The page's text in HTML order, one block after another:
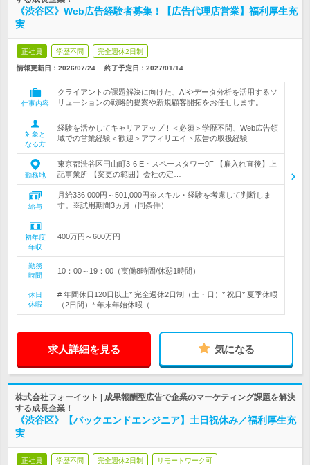
《渋谷区》Web広告経験者募集！【広告代理店営業】福利厚生充
実
正社員 学歴不問 完全週休2日制
情報更新日：2026/07/24 終了予定日： 2027/01/14
仕事内容
クライアントの課題解決に向けた、AIやデータ分析を活用するソ
リューションの戦略的提案や新規顧客開拓をお任せします。
対象と
なる方
経験を活かしてキャリアアップ！＜必須＞学歴不問、Web広告領
域での営業経験＜歓迎＞アフィリエイト広告の取扱経験
勤務地
東京都渋谷区円山町3-6 E・スペースタワー9F 【雇入れ直後】上
記事業所 【変更の範囲】会社の定…
給与
月給336,000円～501,000円※スキル・経験を考慮して判断しま
す。※試用期間3ヵ月（同条件）
初年度
年収
400万円～600万円
勤務
時間
10：00～19：00（実働8時間/休憩1時間）
休日
休暇
# 年間休日120日以上* 完全週休2日制（土・日）* 祝日* 夏季休暇
（2日間）* 年末年始休暇（…
求人詳細を見る 気になる
株式会社フォーイット | 成果報酬型広告で企業のマーケティング課題を解決
する成長企業！
《渋谷区》【バックエンドエンジニア】土日祝休み／福利厚生充
実
正社員 学歴不問 完全週休2日制 リモートワーク可